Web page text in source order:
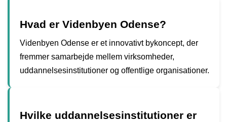
Hvad er Videnbyen Odense?
Videnbyen Odense er et innovativt bykoncept, der
fremmer samarbejde mellem virksomheder,
uddannelsesinstitutioner og offentlige organisationer.
Hvilke uddannelsesinstitutioner er